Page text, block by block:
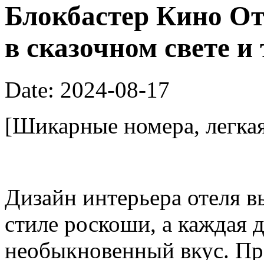
Блокбастер Кино
в сказочном свете и
Date: 2024-08-17
[Шикарные номера,
Дизайн интерьера отеля
стиле роскоши, а каждая
необыкновенный вкус.